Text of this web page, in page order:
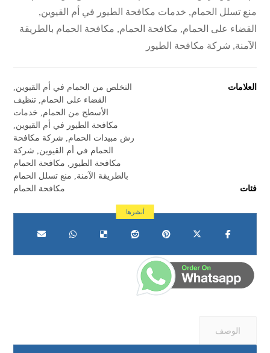
منع تسلل الحمام, خدمات مكافحة الطيور في أم القيوين,
القضاء على الحمام, مكافحة الحمام, مكافحة الحمام بالطريقة
الآمنة, شركة مكافحة الطيور
العلامات التخلص من الحمام في أم القيوين
القضاء على الحمام تنظيف
الأسطح من الحمام
خدمات
مكافحة الطيور في أم القيوين
رش مبيدات الحمام
شركة مكافحة
الحمام في أم القيوين
شركة
مكافحة الطيور
مكافحة الحمام
بالطريقة الآمنة
منع تسلل الحمام
فئات
مكافحة الحمام
الوصف